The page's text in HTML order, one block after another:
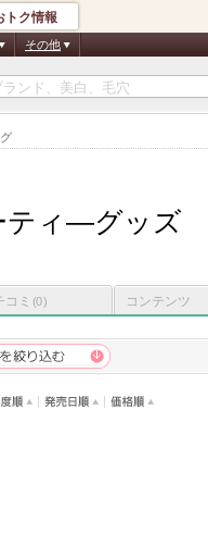
トク情報
その他
ティ―グッズ
コミ (0) コンテンツ